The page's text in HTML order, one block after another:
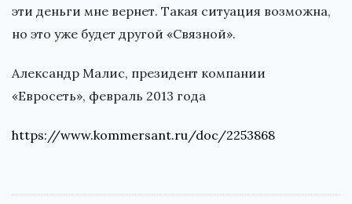
эти деньги мне вернет. Такая ситуация возможна,
но это уже будет другой «Связной».
Александр Малис, президент компании
«Евросеть», февраль 2013 года
https://www.kommersant.ru/doc/2253868